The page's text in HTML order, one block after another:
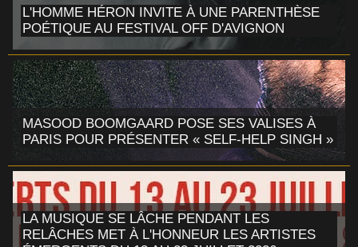
L'HOMME HÉRON INVITE À UNE PARENTHÈSE
POÉTIQUE AU FESTIVAL OFF D'AVIGNON
MASOOD BOOMGAARD POSE SES VALISES À
PARIS POUR PRÉSENTER « SELF-HELP SINGH »
LA MUSIQUE SE LÂCHE PENDANT LES
RELÂCHES MET À L'HONNEUR LES ARTISTES